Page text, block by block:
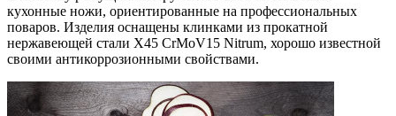
кухонные ножи, ориентированные на профессиональных
поваров. Изделия оснащены клинками из прокатной
нержавеющей стали X45 CrMoV15 Nitrum, хорошо известной
своими антикоррозионными свойствами.